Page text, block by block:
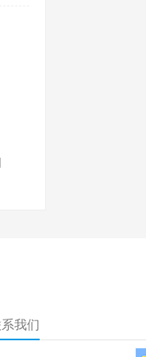
我们